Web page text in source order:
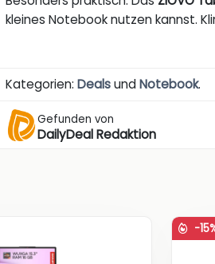
kleines Notebook nutzen kannst.
Kategorien:DealsundNotebook.
Gefunden von
DailyDeal Redaktion
-